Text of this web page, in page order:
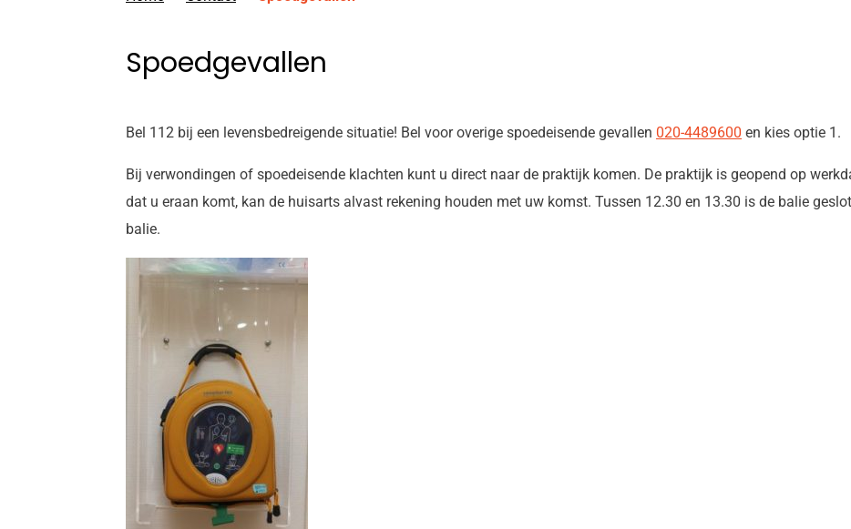
Spoedgevallen
Bel 112 bij een levensbedreigende situatie! Bel voor overige spoedeisende gevallen 020-4489600 en kies optie 1.
Bij verwondingen of spoedeisende klachten kunt u direct naar de praktijk komen. De praktijk is geopend op
dat u eraan komt, kan de huisarts alvast rekening houden met uw komst. Tussen 12.30 en 13.30 is de balie
balie.